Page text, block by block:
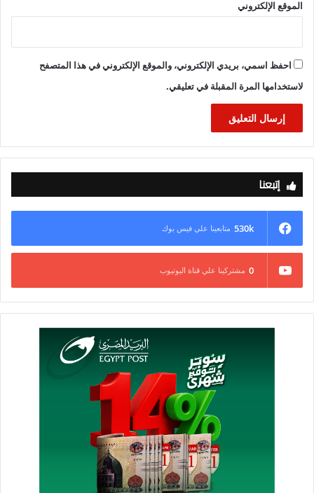
الموقع الإلكتروني
احفظ اسمي، بريدي الإلكتروني، والموقع الإلكتروني في هذا المتصفح
لاستخدامها المرة المقبلة في تعليقي.
إتبعنا
530k متابعينا علي فيس بوك
0 مشتركينا علي قناة اليوتيوب